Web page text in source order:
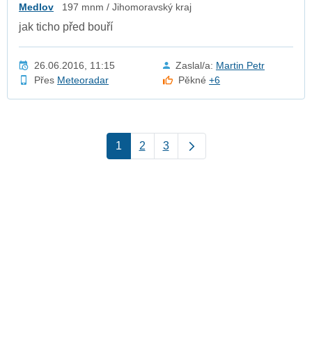
Medlov 197 mnm / Jihomoravský kraj
jak ticho před bouří
26.06.2016, 11:15 Zaslal/a: Martin Petr
Přes Meteoradar Pěkné+6
1 2 3